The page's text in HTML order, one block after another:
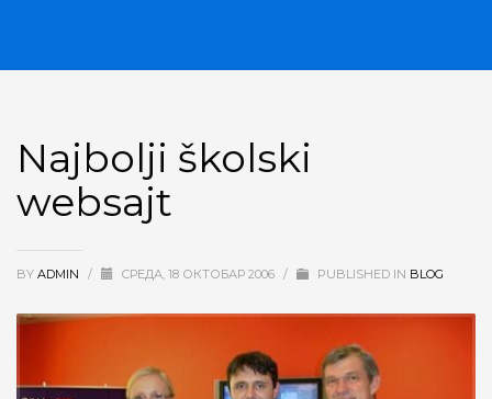
Najbolji školski
websajt
BY ADMIN / CРЕДА, 18 ОКТОБАР 2006 / PUBLISHED IN BLOG